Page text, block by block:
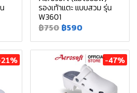
รองเท้าแตะ แบบสวม รุ่น
W3601
฿750 ฿590
-47%